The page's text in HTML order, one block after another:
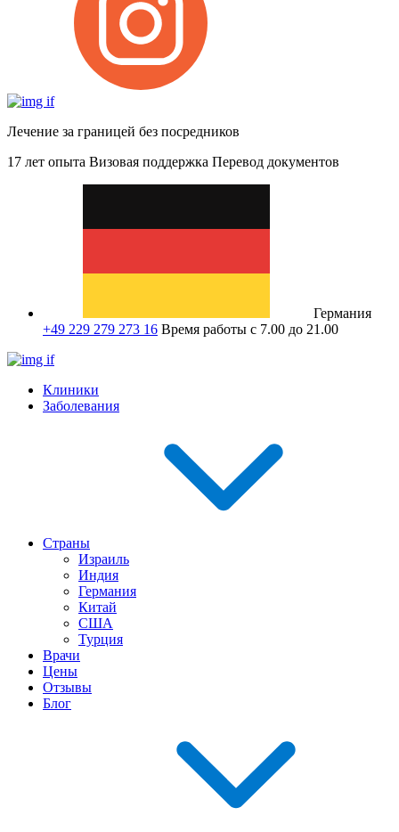
Лечение за границей без посредников
17 лет опыта Визовая поддержка Перевод документов
Германия
+49 229 279 273 16 Время работы с 7.00 до 21.00
Клиники
Заболевания
Страны
Израиль
Индия
Германия
Китай
США
Турция
Врачи
Цены
Отзывы
Блог